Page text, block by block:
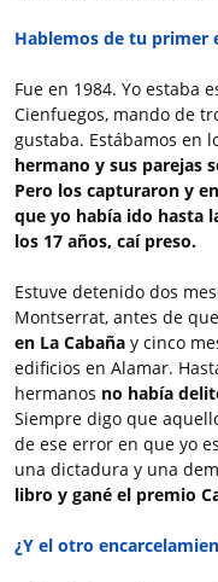
Hablemos de tu primer
Fue en 1984. Yo estaba
Cienfuegos, mando de
gustaba. Estábamos en
hermano y sus parejas
Pero los capturaron y
que yo había ido hasta
los 17 años, caí preso.
Estuve detenido dos
Montserrat, antes de
en La Cabaña y cinco
edificios en Alamar.
hermanos no había
Siempre digo que
de ese error en que yo
una dictadura y una
libro y gané el premio
¿Y el otro